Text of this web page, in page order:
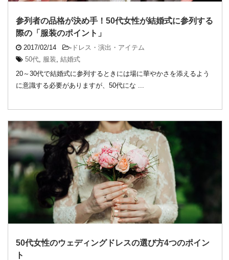
参列者の品格が決め手！50代女性が結婚式に参列する
際の「服装のポイント」
2017/02/14 - ドレス・演出・アイテム
50代 服装 結婚式
20～30代で結婚式に参列するときには場に華やかさを添えるよう
に意識する必要がありますが、50代にな ...
50代女性のウェディングドレスの選び方4つのポイン
ト